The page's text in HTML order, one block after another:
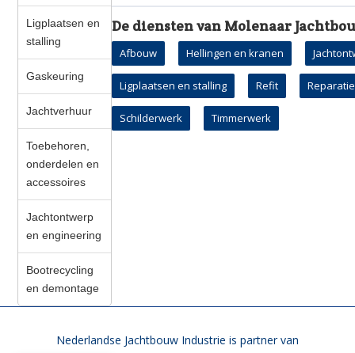
Ligplaatsen en
stalling
Gaskeuring
Jachtverhuur
Toebehoren,
onderdelen en
accessoires
Jachtontwerp
en engineering
Bootrecycling
en demontage
De diensten van Molenaar
Afbouw Hellingen en kranen
Ligplaatsen en stalling Refit
Schilderwerk Timmerwerk
Nederlandse Jachtbouw Industrie is partner van